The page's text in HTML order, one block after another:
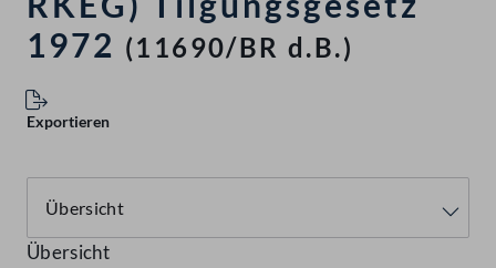
1972 (11690/BR d.B.)
Exportieren
Übersicht